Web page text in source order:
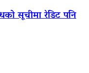
सूचीमा रेडिट पनि